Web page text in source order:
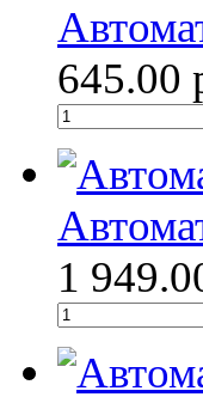
645.00
1